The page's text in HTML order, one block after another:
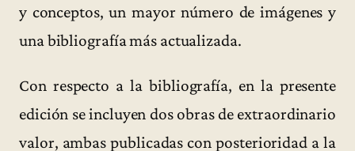
y conceptos, un mayor número de imágenes y
una bibliografía más actualizada.
Con respecto a la bibliografía, en la presente
edición se incluyen dos obras de extraordinario
valor, ambas publicadas con posterioridad a la